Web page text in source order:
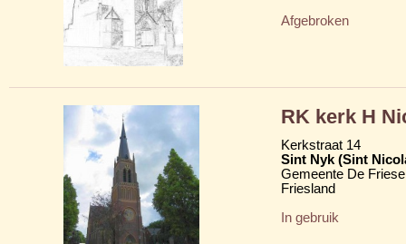
Afgebroken
RK kerk H
Kerkstraat 14
Sint Nyk (Sint
Gemeente De
Friesland
In gebruik